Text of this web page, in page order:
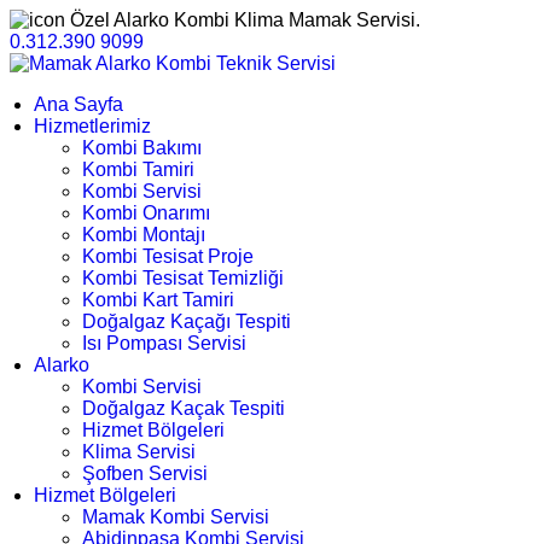
Özel Alarko Kombi Klima Mamak Servisi.
0.312.390 9099
Ana Sayfa
Hizmetlerimiz
Kombi Bakımı
Kombi Tamiri
Kombi Servisi
Kombi Onarımı
Kombi Montajı
Kombi Tesisat Proje
Kombi Tesisat Temizliği
Kombi Kart Tamiri
Doğalgaz Kaçağı Tespiti
Isı Pompası Servisi
Alarko
Kombi Servisi
Doğalgaz Kaçak Tespiti
Hizmet Bölgeleri
Klima Servisi
Şofben Servisi
Hizmet Bölgeleri
Mamak Kombi Servisi
Abidinpaşa Kombi Servisi